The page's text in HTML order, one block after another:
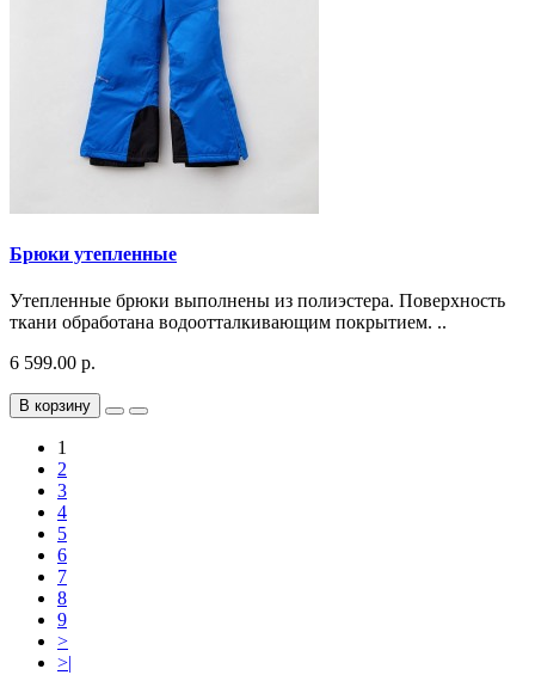
Брюки утепленные
Утепленные брюки выполнены из полиэстера. Поверхность
ткани обработана водоотталкивающим покрытием. ..
6 599.00 р.
В корзину
1
2
3
4
5
6
7
8
9
>
>|